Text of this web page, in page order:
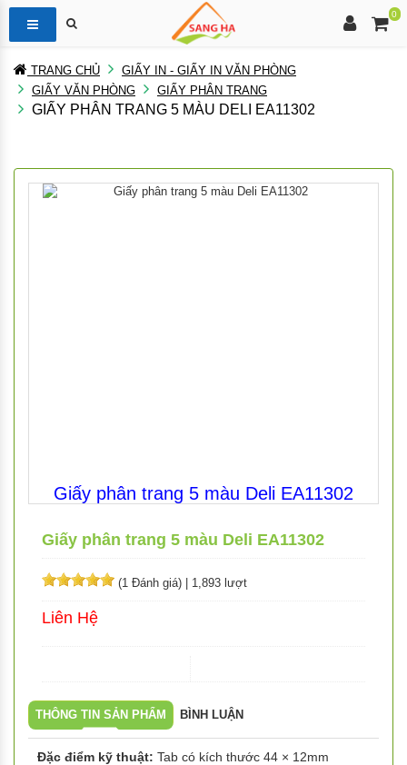
0
TRANG CHỦ
GIẤY IN - GIẤY IN VĂN PHÒNG
GIẤY VĂN PHÒNG
GIẤY PHÂN TRANG
GIẤY PHÂN TRANG 5 MÀU DELI EA11302
Giấy phân trang 5 màu Deli EA11302
Giấy phân trang 5 màu Deli EA11302
(1 Đánh giá) 1,893 lượt
Liên Hệ
THÔNG TIN SẢN PHẨM BÌNH LUẬN
Đặc điểm kỹ thuật: Tab có kích thước 44 × 12mm